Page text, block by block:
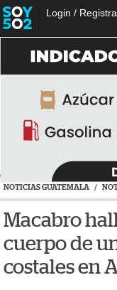
Login /
NOTICIAS GUATEMALA /
Macabro
cuerpo de
costales en